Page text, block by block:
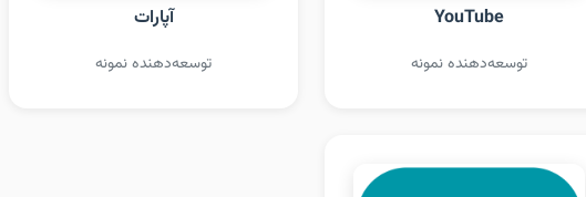
YouTube
توسعه‌دهنده نمونه
آپارات
توسعه‌دهنده نمونه